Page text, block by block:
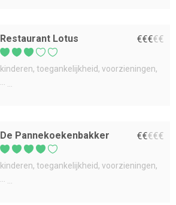
Restaurant Lotus €€€€€
kinderen toegankelijkheid voorzieningen
De Pannekoekenbakker €€€€€
kinderen toegankelijkheid voorzieningen